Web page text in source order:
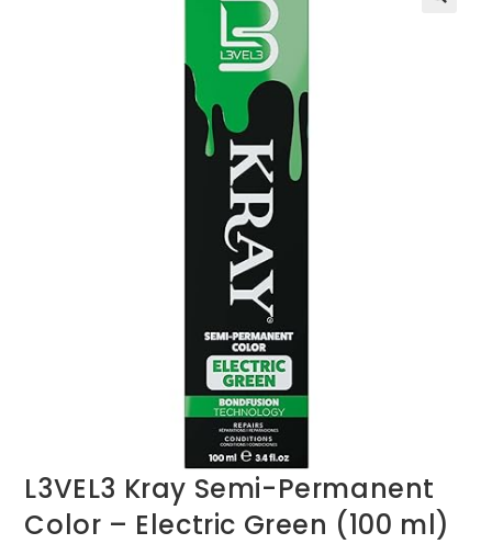
L3VEL3 Kray Semi-Permanent
Color – Electric Green (100 ml)